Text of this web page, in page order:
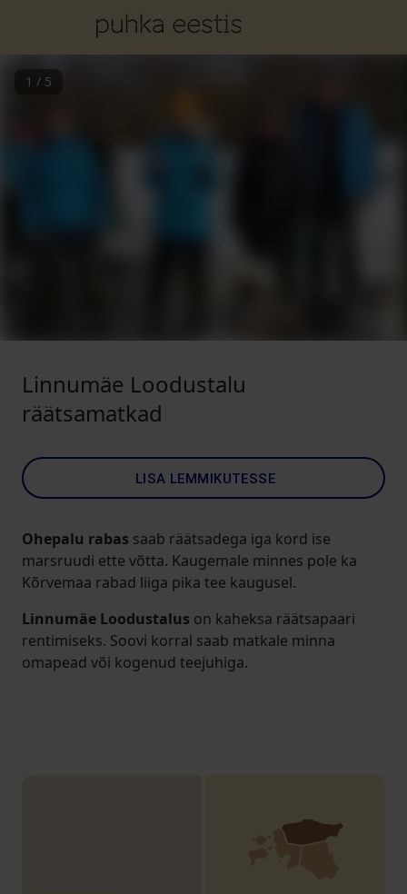
1 / 5
Linnumäe Loodustalu
räätsamatkad
LISA LEMMIKUTESSE
Ohepalu rabas saab räätsadega iga kord ise
marsruudi ette võtta. Kaugemale minnes pole ka
Kõrvemaa rabad liiga pika tee kaugusel.
Linnumäe Loodustalus on kaheksa räätsapaari
rentimiseks. Soovi korral saab matkale minna
omapead või kogenud teejuhiga.